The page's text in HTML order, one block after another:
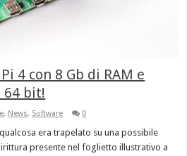
4 con 8 Gb di RAM e
64 bit!
, News, Software 0
era trapelato su una possibile
presente nel foglietto illustrativo a